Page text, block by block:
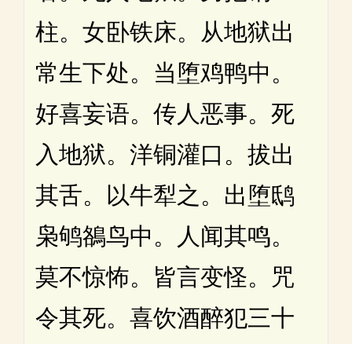
柱。女卧铁床。从地狱出
常生下处。当堕鸡鸭中。
好喜妄语。传人恶事。死
入地狱。洋铜灌口。拔出
其舌。以牛犁之。出堕鸱
枭鸲鵅鸟中。人闻其鸣。
莫不惊怖。皆言变怪。咒
令其死。喜饮酒醉犯三十